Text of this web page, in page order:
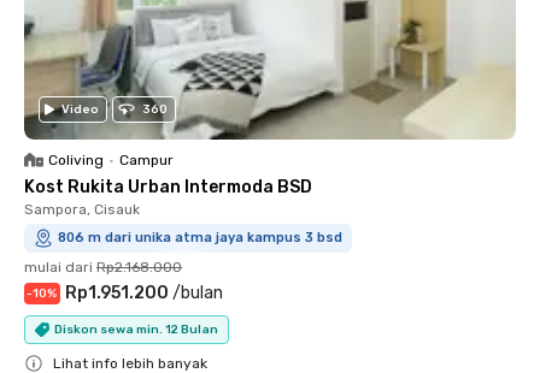
Video 360
Coliving • Campur
Kost Rukita Urban Intermoda BSD
Sampora, Cisauk
806 m dari unika atma jaya kampus 3 bsd
mulai dari Rp2.168.000
-10% Rp1.951.200 /bulan
Diskon sewa min. 12 Bulan
Lihat info lebih banyak